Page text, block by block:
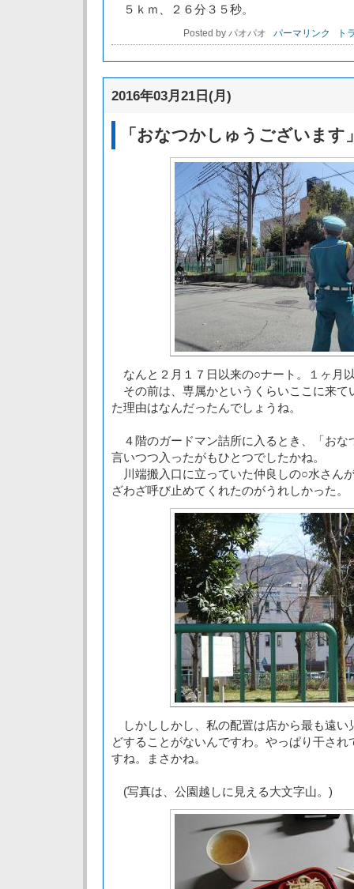
５ｋｍ、２６分３５秒。
Posted by パオパオ パーマリンク ト
2016年03月21日(月)
「おなつかしゅうございます
なんと２月１７日以来の○ナート。１ヶ月
その前は、専属かというくらいここに来て
た理由はなんだったんでしょうね。
４階のガードマン詰所に入るとき、「おな
言いつつ入ったがもひとつでしたかね。
川端搬入口に立っていた仲良しの○水さん
ざわざ呼び止めてくれたのがうれしかった。
しかししかし、私の配置は店から最も遠い
どすることがないんですわ。やっぱり干さ
すね。まさかね。
(写真は、公園越しに見える大文字山。)